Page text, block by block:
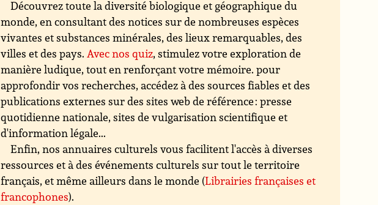
Découvrez toute la diversité biologique et géographique du
monde, en consultant des notices sur de nombreuses espèces
vivantes et substances minérales, des lieux remarquables, des
villes et des pays.Avec nos quiz, stimulez votre exploration de
manière ludique, tout en renforçant votre mémoire. pour
approfondir vos recherches, accédez à des sources fiables et des
publications externes sur des sites web de référence : presse
quotidienne nationale, sites de vulgarisation scientifique et
d'information légale...
Enfin, nos annuaires culturels vous facilitent l'accès à diverses
ressources et à des événements culturels sur tout le territoire
français, et même ailleurs dans le monde (Librairies françaises et
francophones).